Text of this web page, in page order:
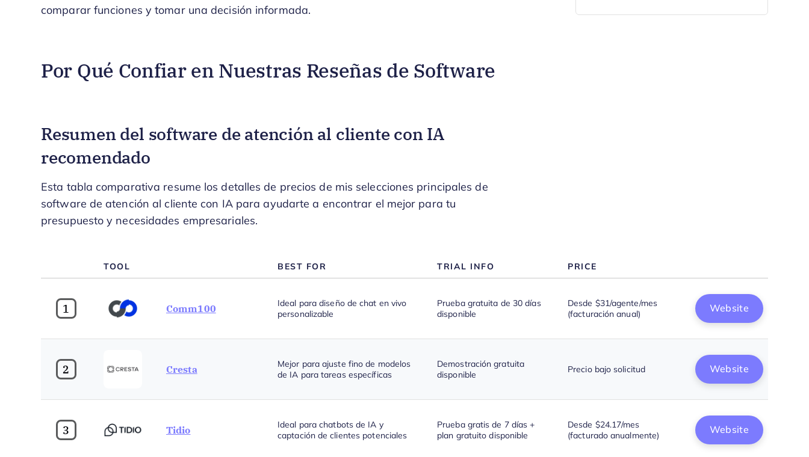
comparar funciones y tomar una decisión informada.
Por Qué Confiar en Nuestras Reseñas de Software
Resumen del software de atención al cliente con IA
recomendado
Esta tabla comparativa resume los detalles de precios de mis selecciones principales de
software de atención al cliente con IA para ayudarte a encontrar el mejor para tu
presupuesto y necesidades empresariales.
TOOL BEST FOR TRIAL INFO PRICE
1 Comm100
Ideal para diseño de chat en vivo
personalizable
Prueba gratuita de 30 días
disponible
Desde $31/agente/mes
(facturación anual)
Website
2 Cresta
Mejor para ajuste fino de modelos
de IA para tareas específicas
Demostración gratuita
disponible
Precio bajo solicitud Website
3 Tidio
Ideal para chatbots de IA y
captación de clientes potenciales
Prueba gratis de 7 días +
plan gratuito disponible
Desde $24.17/mes
(facturado anualmente)
Website
Groove